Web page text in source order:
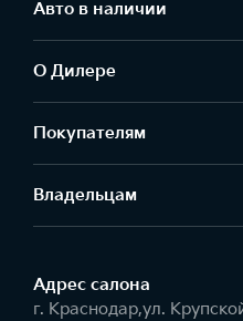
Авто в наличии
О Дилере
Покупателям
Владельцам
Адрес салонa
г. Краснодар,ул.